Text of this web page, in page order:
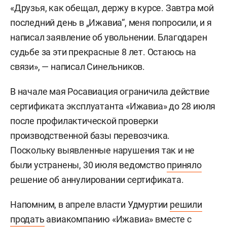
«Друзья, как обещал, держу в курсе. Завтра мой
последний день в „Ижавиа“, меня попросили, и я
написал заявление об увольнении. Благодарен
судьбе за эти прекрасные 8 лет. Остаюсь на
связи», — написал Синельников.
В начале мая Росавиация ограничила действие
сертификата эксплуатанта «Ижавиа» до 28 июля
после профилактической проверки
производственной базы перевозчика.
Поскольку выявленные нарушения так и не
были устранены, 30 июля ведомствоприняло
решение об аннулировании сертификата.
Напомним, в апреле власти Удмуртии решили
продать авиакомпанию «Ижавиа» вместе с